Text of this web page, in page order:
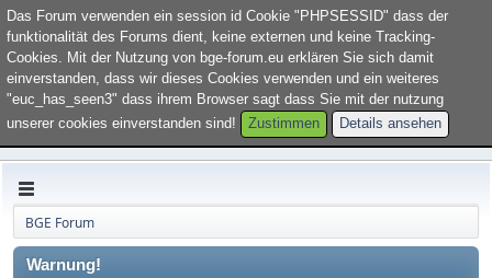
Das Forum verwenden ein session id Cookie "PHPSESSID" dass der
funktionalität des Forums dient, keine externen und keine Tracking-
Cookies. Mit der Nutzung von bge-forum.eu erklären Sie sich damit
einverstanden, dass wir dieses Cookies verwenden und ein weiteres
"euc_has_seen3" dass ihrem Browser sagt dass Sie mit der nutzung
unserer cookies einverstanden sind!
Zustimmen Details ansehen
Willkommen im Forum "BGE Forum". Bitteloggen Sie sich ein oder
registrieren Sie sich.
BGE Forum
Warnung!